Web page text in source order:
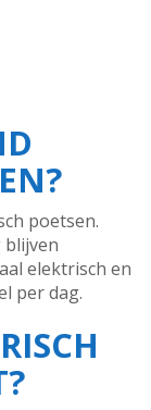
poetsen.
blijven
elektrisch en
per dag.